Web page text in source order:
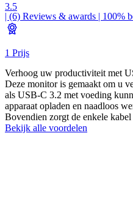
3.5
| (6) Reviews & awards | 100%
1 Prijs
Verhoog uw productiviteit met
Deze monitor is gemaakt om u
als USB-C 3.2 met voeding
apparaat opladen en naadloos
Bovendien zorgt de enkele
Bekijk alle voordelen